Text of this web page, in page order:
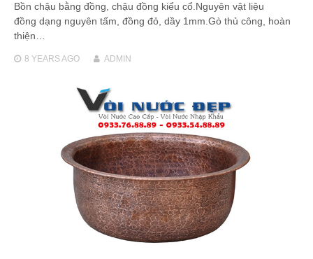
Bồn chậu bằng đồng, chậu đồng kiểu cổ.Nguyên vật liệu
đồng dạng nguyên tấm, đồng đỏ, dầy 1mm.Gò thủ công, hoàn
thiện…
8 YEARSAGO ADMIN